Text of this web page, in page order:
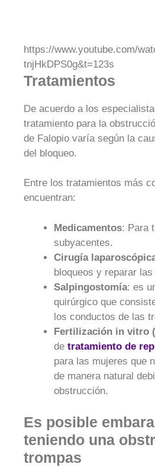
https://www.youtube.com/
tnjHkDPS0g&t=123s
Tratamientos
De acuerdo a los
tratamiento para la
de Falopio varía según la
del bloqueo.
Entre los tratamientos más
encuentran:
Medicamentos: Para
subyacentes.
Cirugía
bloqueos y reparar las
Salpingostomía: es
quirúrgico que
los conductos de las
Fertilización in vitro
de tratamiento de
para las mujeres que
de manera natural
obstrucción.
Es posible
teniendo una
trompas